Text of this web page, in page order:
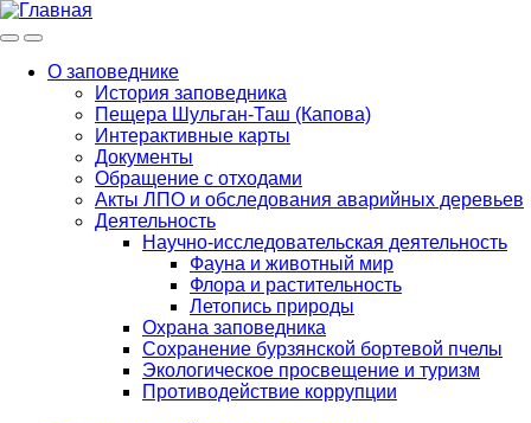
МенюИнфо
navigation
О заповеднике
История заповедника
Пещера Шульган-Таш (Капова)
Интерактивные карты
Документы
Обращение с отходами
Акты ЛПО и обследования аварийных деревьев
Деятельность
Научно-исследовательская деятельность
Фауна и животный мир
Флора и растительность
Летопись природы
Охрана заповедника
Сохранение бурзянской бортевой пчелы
Экологическое просвещение и туризм
Противодействие коррупции